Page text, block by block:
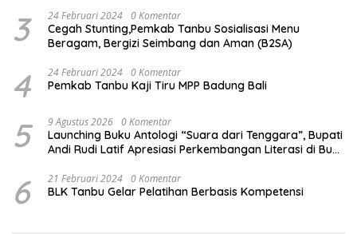
3 24 Februari 2024 0 Komentar
Cegah Stunting,Pemkab Tanbu Sosialisasi Menu
Beragam, Bergizi Seimbang dan Aman (B2SA)
4 24 Februari 2024 0 Komentar
Pemkab Tanbu Kaji Tiru MPP Badung Bali
5 9 Agustus 2026 0 Komentar
Launching Buku Antologi “Suara dari Tenggara”, Bupati
Andi Rudi Latif Apresiasi Perkembangan Literasi di Bumi
6 21 Februari 2024 0 Komentar
BLK Tanbu Gelar Pelatihan Berbasis Kompetensi